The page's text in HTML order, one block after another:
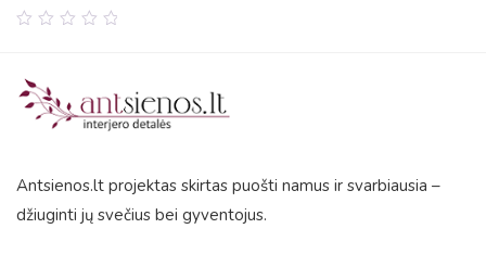
Antsienos.lt projektas skirtas puošti namus ir svarbiausia –
džiuginti jų svečius bei gyventojus.